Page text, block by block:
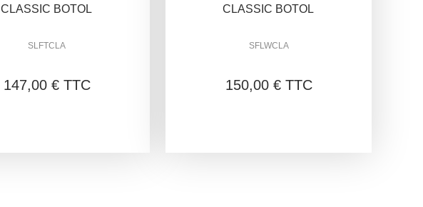
CLASSIC BOTOL
SLFTCLA
147,00 € TTC
CLASSIC BOTOL
SFLWCLA
150,00 € TTC